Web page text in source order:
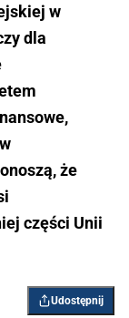
w
dla
że
części Unii
Udostępnij